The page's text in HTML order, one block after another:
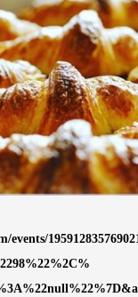
events/